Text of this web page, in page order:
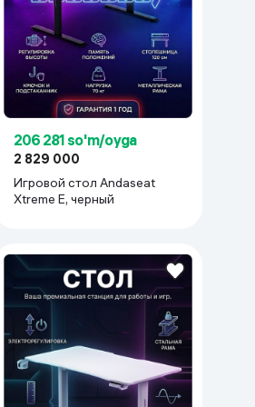
206 281 so'm/oyga
2 829 000
Игровой стол Andaseat
Xtreme E, черный